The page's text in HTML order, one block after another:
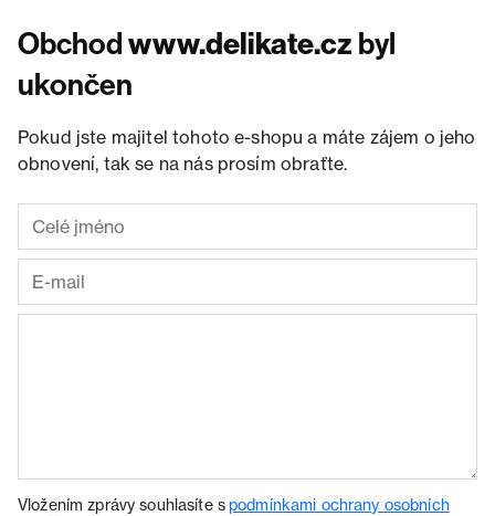
Obchodwww.delikate.cz byl
ukončen
Pokud jste majitel tohoto e-shopu a máte zájem o jeho
obnovení, tak se na nás prosím obraťte.
Vložením zprávy souhlasíte spodmínkami ochrany osobních